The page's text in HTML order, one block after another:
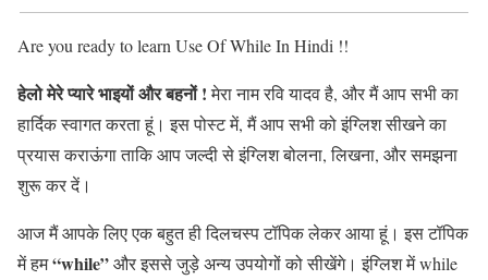
Are you ready to learn Use Of While In Hindi !!
हेलो मेरे प्यारेभाइयों और बहनों !मेरा नाम रवि यादव है, और मैं आप सभी का
हार्दिक स्वागत करता हूं। इस पोस्ट में, मैं आप सभी को इंग्लिश सीखने का
प्रयास कराऊंगा ताकि आप जल्दी से इंग्लिश बोलना, लिखना, और समझना
शुरू कर दें।
आज मैं आपके लिए एक बहुत ही दिलचस्प टॉपिक लेकर आया हूं। इस टॉपिक
में हम“while”और इससे जुड़े अन्य उपयोगों को सीखेंगे। इंग्लिश में while